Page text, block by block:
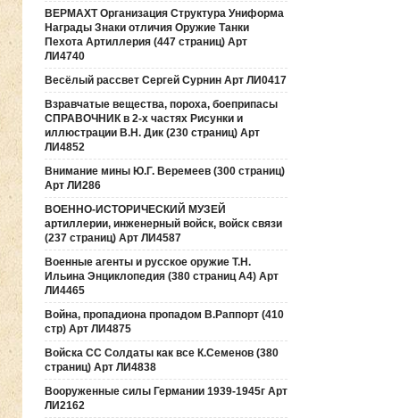
ВЕРМАХТ Организация Структура Униформа
Награды Знаки отличия Оружие Танки
Пехота Артиллерия (447 страниц) Арт
ЛИ4740
Весёлый рассвет Сергей Сурнин Арт ЛИ0417
Взравчатые вещества, пороха, боеприпасы
СПРАВОЧНИК в 2-х частях Рисунки и
иллюстрации В.Н. Дик (230 страниц) Арт
ЛИ4852
Внимание мины Ю.Г. Веремеев (300 страниц)
Арт ЛИ286
ВОЕННО-ИСТОРИЧЕСКИЙ МУЗЕЙ
артиллерии, инженерный войск, войск связи
(237 страниц) Арт ЛИ4587
Военные агенты и русское оружие Т.Н.
Ильина Энциклопедия (380 страниц А4) Арт
ЛИ4465
Война, пропадиона пропадом В.Раппорт (410
стр) Арт ЛИ4875
Войска СС Солдаты как все К.Семенов (380
страниц) Арт ЛИ4838
Вооруженные силы Германии 1939-1945г Арт
ЛИ2162